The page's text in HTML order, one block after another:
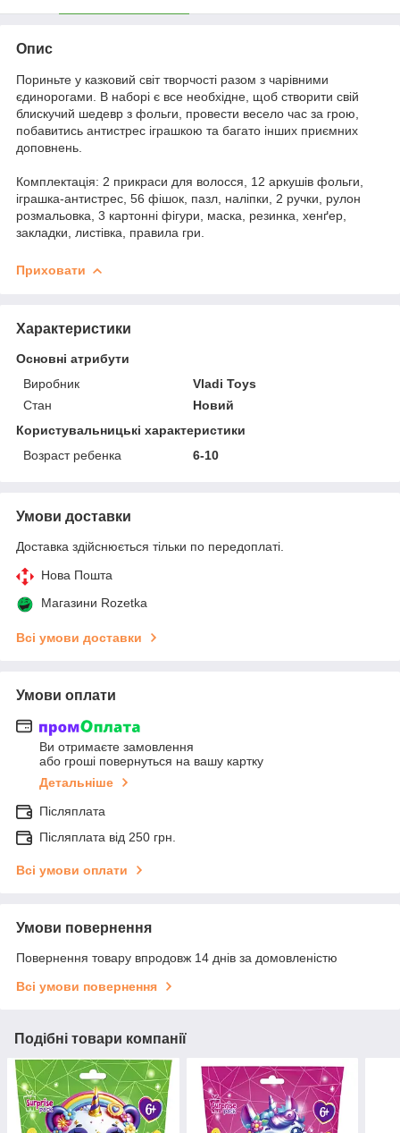
Опис
Пориньте у казковий світ творчості разом з чарівними
єдинорогами. В наборі є все необхідне, щоб створити свій
блискучий шедевр з фольги, провести весело час за грою,
побавитись антистрес іграшкою та багато інших приємних
доповнень.
Комплектація: 2 прикраси для волосся, 12 аркушів фольги,
іграшка-антистрес, 56 фішок, пазл, наліпки, 2 ручки, рулон
розмальовка, 3 картонні фігури, маска, резинка, хенґер,
закладки, листівка, правила гри.
Приховати
Характеристики
Основні атрибути
Виробник
Vladi Toys
Стан
Новий
Користувальницькі характеристики
Возраст ребенка
6-10
Умови доставки
Доставка здійснюється тільки по передоплаті.
Нова Пошта
Магазини Rozetka
Всі умови доставки
Умови оплати
Ви отримаєте замовлення
або гроші повернуться на вашу картку
Детальніше
Післяплата
Післяплата від 250 грн.
Всі умови оплати
Умови повернення
Повернення товару впродовж 14 днів за домовленістю
Всі умови повернення
Подібні товари компанії